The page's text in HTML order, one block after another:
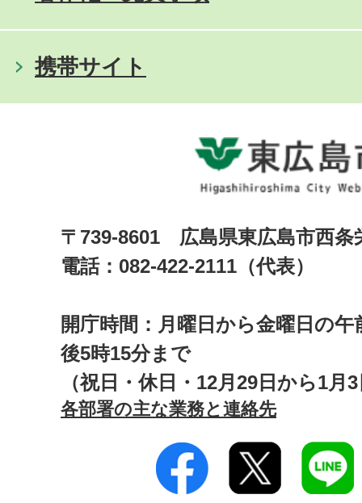
携帯サイト
〒739-8601 広島県東広島市西
電話：082-422-2111（代表）
開庁時間：月曜日から金曜日の午
後5時15分まで
（祝日・休日・12月29日から1月
各部署の主な業務と連絡先